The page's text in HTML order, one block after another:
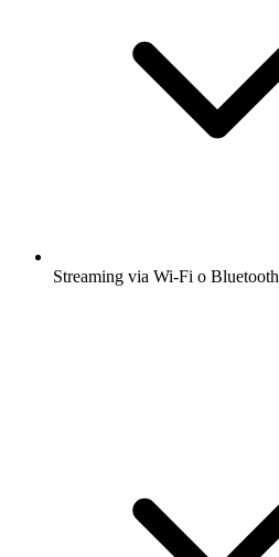
Streaming via Wi-Fi o Bluetooth